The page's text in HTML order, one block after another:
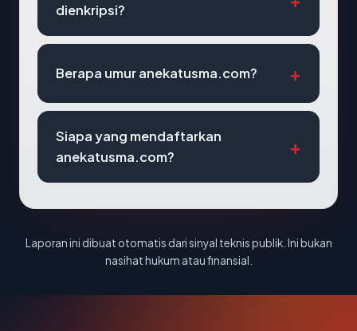
dienkripsi?
Berapa umur anekatusma.com?
Siapa yang mendaftarkan
anekatusma.com?
Laporan ini dibuat otomatis dari sinyal teknis publik. Ini bukan
nasihat hukum atau finansial.